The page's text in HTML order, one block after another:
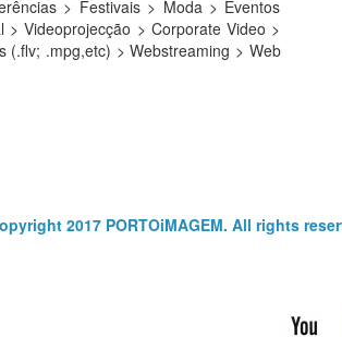
2017 PORTOiMAGEM. All rights
> Festivais > Moda > Eventos
> Videoprojecção > Corporate Video >
(.flv; .mpg,etc) > Webstreaming > Web